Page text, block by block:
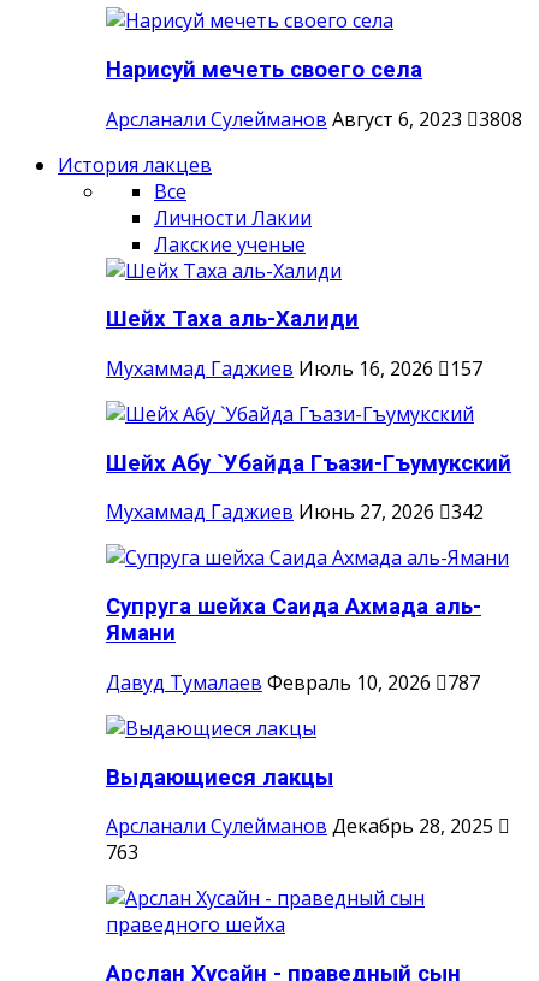
Нарисуй мечеть своего села
Арсланали Сулейманов Август 6, 2023
3808
История лакцев
Все
Личности Лакии
Лакские ученые
Шейх Таха аль-Халиди
Мухаммад Гаджиев Июль 16, 2026 157
Шейх Абу `Убайда Гъази-Гъумукский
Мухаммад Гаджиев Июнь 27, 2026 342
Супруга шейха Саида Ахмада аль-
Ямани
Давуд Тумалаев Февраль 10, 2026 787
Выдающиеся лакцы
Арсланали Сулейманов Декабрь 28, 2025
763
Арслан Хусайн - праведный сын